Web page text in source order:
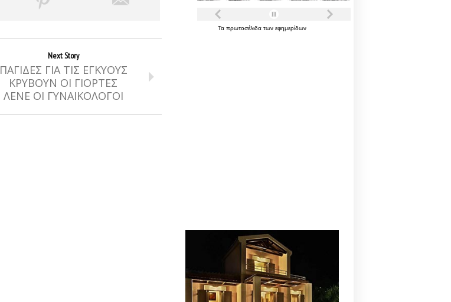
Next Story
ΠΑΓΙΔΕΣ ΓΙΑ ΤΙΣ ΕΓΚΥΟΥΣ
ΚΡΥΒΟΥΝ ΟΙ ΓΙΟΡΤΕΣ
ΛΕΝΕ ΟΙ ΓΥΝΑΙΚΟΛΟΓΟΙ
Τα πρωτοσέλιδα των εφημερίδων